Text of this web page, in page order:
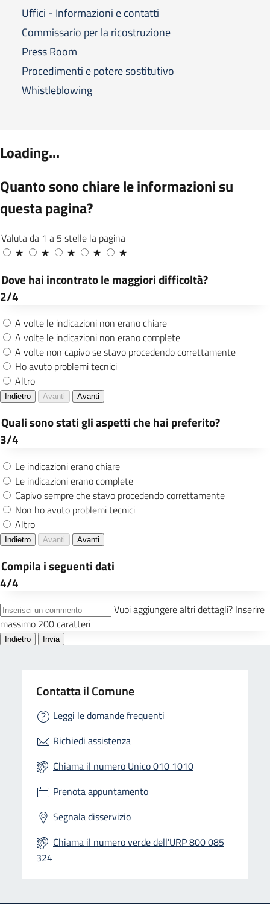
Uffici - Informazioni e contatti
Commissario per la ricostruzione
Press Room
Procedimenti e potere sostitutivo
Whistleblowing
Contatta il Comune
Leggi le domande frequenti
Richiedi assistenza
Chiama il numero Unico 010 1010
Prenota appuntamento
Segnala disservizio
Chiama il numero verde dell'URP 800 085
324